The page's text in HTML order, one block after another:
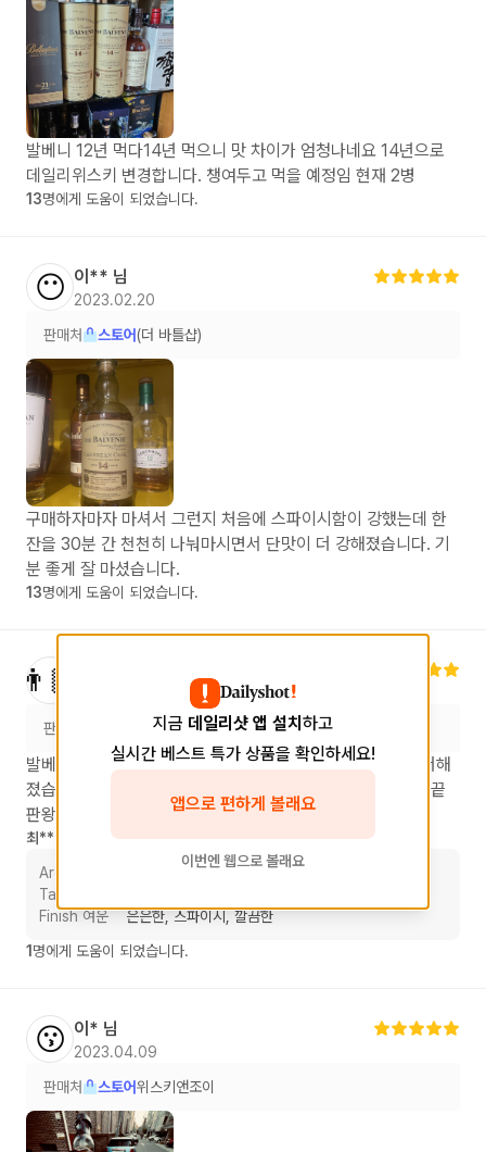
발베니 12년 먹다14년 먹으니 맛 차이가 엄청나네요 14년으로
데일리위스키 변경합니다. 챙여두고 먹을 예정임 현재 2병
13명에게 도움이 되었습니다.
😶 이** 님
2023.02.20
판매처 스토어 (더 바틀샵)
구매하자마자 마셔서 그런지 처음에 스파이시함이 강했는데 한
잔을 30분 간 천천히 나눠마시면서 단맛이 더 강해졌습니다. 기
분 좋게 잘 마셨습니다.
13명에게 도움이 되었습니다.
👨🏻
판매처 현대그린마트 병점
발베니 특유의 정갈한 꿀맛에 카리브해의 이국적인 리듬이 더해
졌습니다. 한 잔 마시는 순간, 왜 이 술이 '입문용 싱글몰트의 끝
판왕'이라 불리는지 체감할 수 있었습니다
최** 님의 테이스팅 리뷰
Aroma 향
바닐라, 토피, 과일
Taste 맛
Finish 여운
은은한, 스파이시, 깔끔한
1 명에게 도움이 되었습니다.
😗 이* 님
2023.04.09
판매처 스토어위스키앤조이
지금 데일리샷 앱 설치 하고
실시간 베스트 특가 상품을 확인하세요!
앱으로 편하게 볼래요
이번엔 웹으로 볼래요